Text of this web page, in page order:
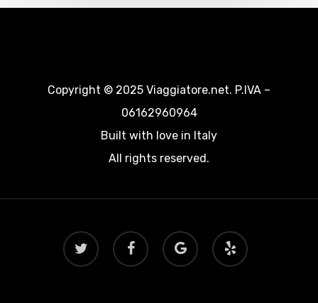
Copyright © 2025 Viaggiatore.net. P.IVA –
06162960964
Built with love in Italy
All rights reserved.
twitter facebook
google-
plus
yelp